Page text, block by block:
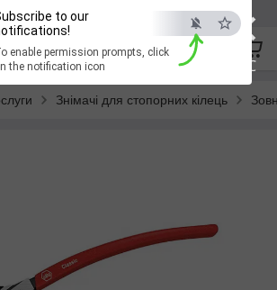
×
ESC
to our
enable permission prompts, click
the notification icon
Для всех!
Знімачі для стопорних кілець